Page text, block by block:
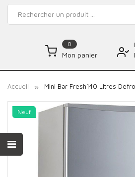
0
Mon panier
Accueil Mini Bar Fresh140 Litres
Neuf